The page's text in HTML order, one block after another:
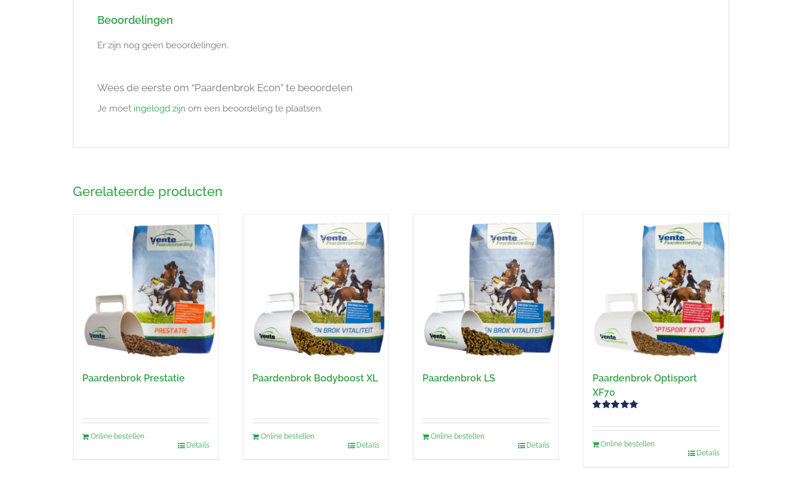
Beoordelingen
Er zijn nog geen beoordelingen.
Wees de eerste om “Paardenbrok Econ” te beoordelen
Je moet ingelogd zijn om een beoordeling te plaatsen.
Gerelateerde producten
Paardenbrok Prestatie
Online bestellen
Details
Paardenbrok Bodyboost XL
Online bestellen
Details
Paardenbrok LS
Online bestellen
Details
Paardenbrok Optisport
XF70
5.00uit 5
Online bestellen
Details